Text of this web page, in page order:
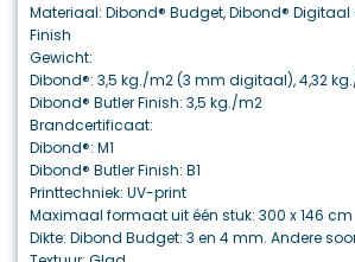
Materiaal: Dibond® Budget, Dibond® Digitaal
Finish
Gewicht:
Dibond®: 3,5 kg./m2 (3 mm digitaal), 4,32
Dibond® Butler Finish: 3,5 kg./m2
Brandcertificaat:
Dibond®: M1
Dibond® Butler Finish: B1
Printtechniek: UV-print
Maximaal formaat uit één stuk: 300 x 146 cm
Dikte: Dibond Budget: 3 en 4 mm. Andere